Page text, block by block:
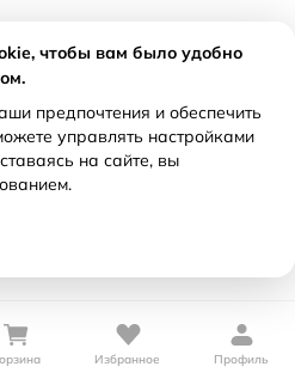
Избранное Профиль
чтобы вам было удобно
предпочтения и обеспечить
управлять настройками
на сайте, вы